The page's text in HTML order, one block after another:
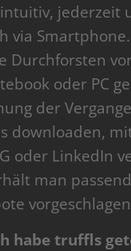
jederzeit
via
Durchforsten
oder PC
der
downloaden,
oder LinkedIn
man
habe truffls